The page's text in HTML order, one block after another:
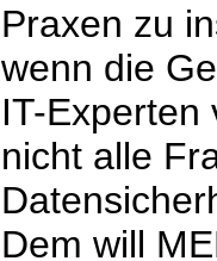
Praxen zu
wenn die
IT-Experten
nicht alle
Dem will